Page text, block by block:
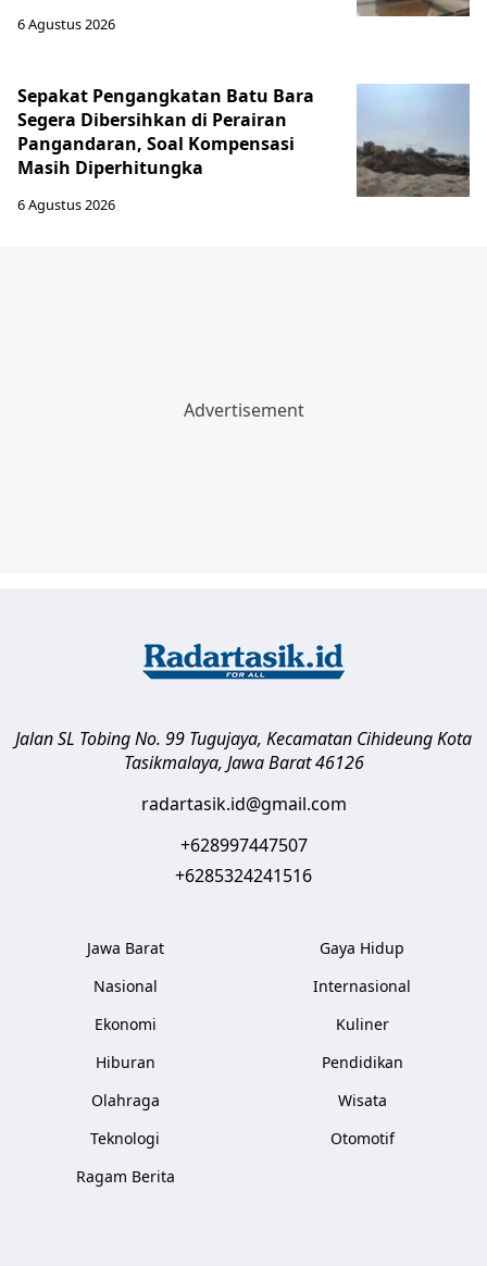
6 Agustus 2026
Sepakat Pengangkatan Batu Bara
Segera Dibersihkan di Perairan
Pangandaran, Soal Kompensasi
Masih Diperhitungka
6 Agustus 2026
Jalan SL Tobing No. 99 Tugujaya, Kecamatan CihideungKota
Tasikmalaya, Jawa Barat 46126
radartasik.id@gmail.com
+628997447507
+6285324241516
Jawa Barat
Nasional
Ekonomi
Hiburan
Olahraga
Teknologi
Ragam Berita
Gaya Hidup
Internasional
Kuliner
Pendidikan
Wisata
Otomotif